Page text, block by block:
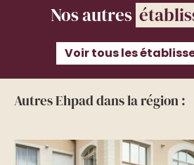
Nos autres
Voir tous les
Autres Ehpad dans la région :